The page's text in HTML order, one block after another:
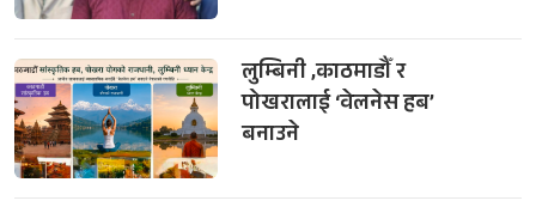
लुम्बिनी ,काठमाडौँ र
पोखरालाई ‘वेलनेस हब’
बनाउने